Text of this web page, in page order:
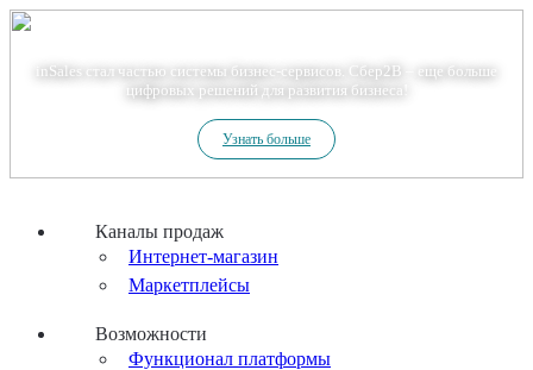
inSales стал частью системы бизнес-сервисов. Сбер2В – еще больше
цифровых решений для развития бизнеса!
Узнать больше
Каналы продаж
Интернет-магазин
Маркетплейсы
Возможности
Функционал платформы